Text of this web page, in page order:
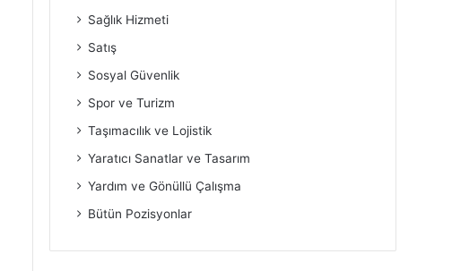
Sağlık Hizmeti
Satış
Sosyal Güvenlik
Spor ve Turizm
Taşımacılık ve Lojistik
Yaratıcı Sanatlar ve Tasarım
Yardım ve Gönüllü Çalışma
Bütün Pozisyonlar